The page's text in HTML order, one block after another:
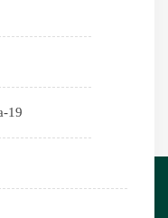
19-J David Road H Block, America